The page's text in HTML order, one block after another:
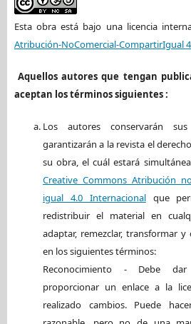
Esta obra está bajo una licencia
Atribución-NoComercial-CompartirIgual
Aquellos autores que tengan
aceptan los términos siguientes :
Los autores conservarán
garantizarán a la revista el
su obra, el cuál estará
Creative Commons Atribución
igual 4.0 Internacionalque
redistribuir el material en
adaptar, remezclar, transformar
en los siguientes términos:
Reconocimiento - Debe
proporcionar un enlace a la
realizado cambios. Puede